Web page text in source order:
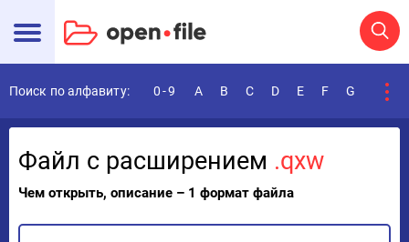
Поиск по алфавиту: 0-9 A B C D E F G
Файл с расширением .qxw
Чем открыть, описание – 1 формат файла